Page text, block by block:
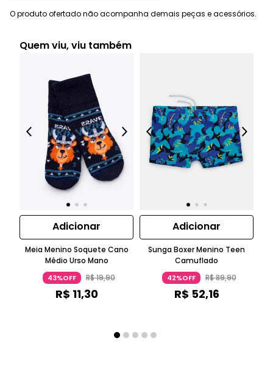
O produto ofertado não acompanha demais peças e acessórios.
Quem viu, viu também
Adicionar
Meia Menino Soquete Cano
Médio Urso Mano
43%OFF R$19,90
R$ 11,30
Adicionar
Sunga Boxer Menino Teen
Camuflado
42%OFF R$89,90
R$ 52,16